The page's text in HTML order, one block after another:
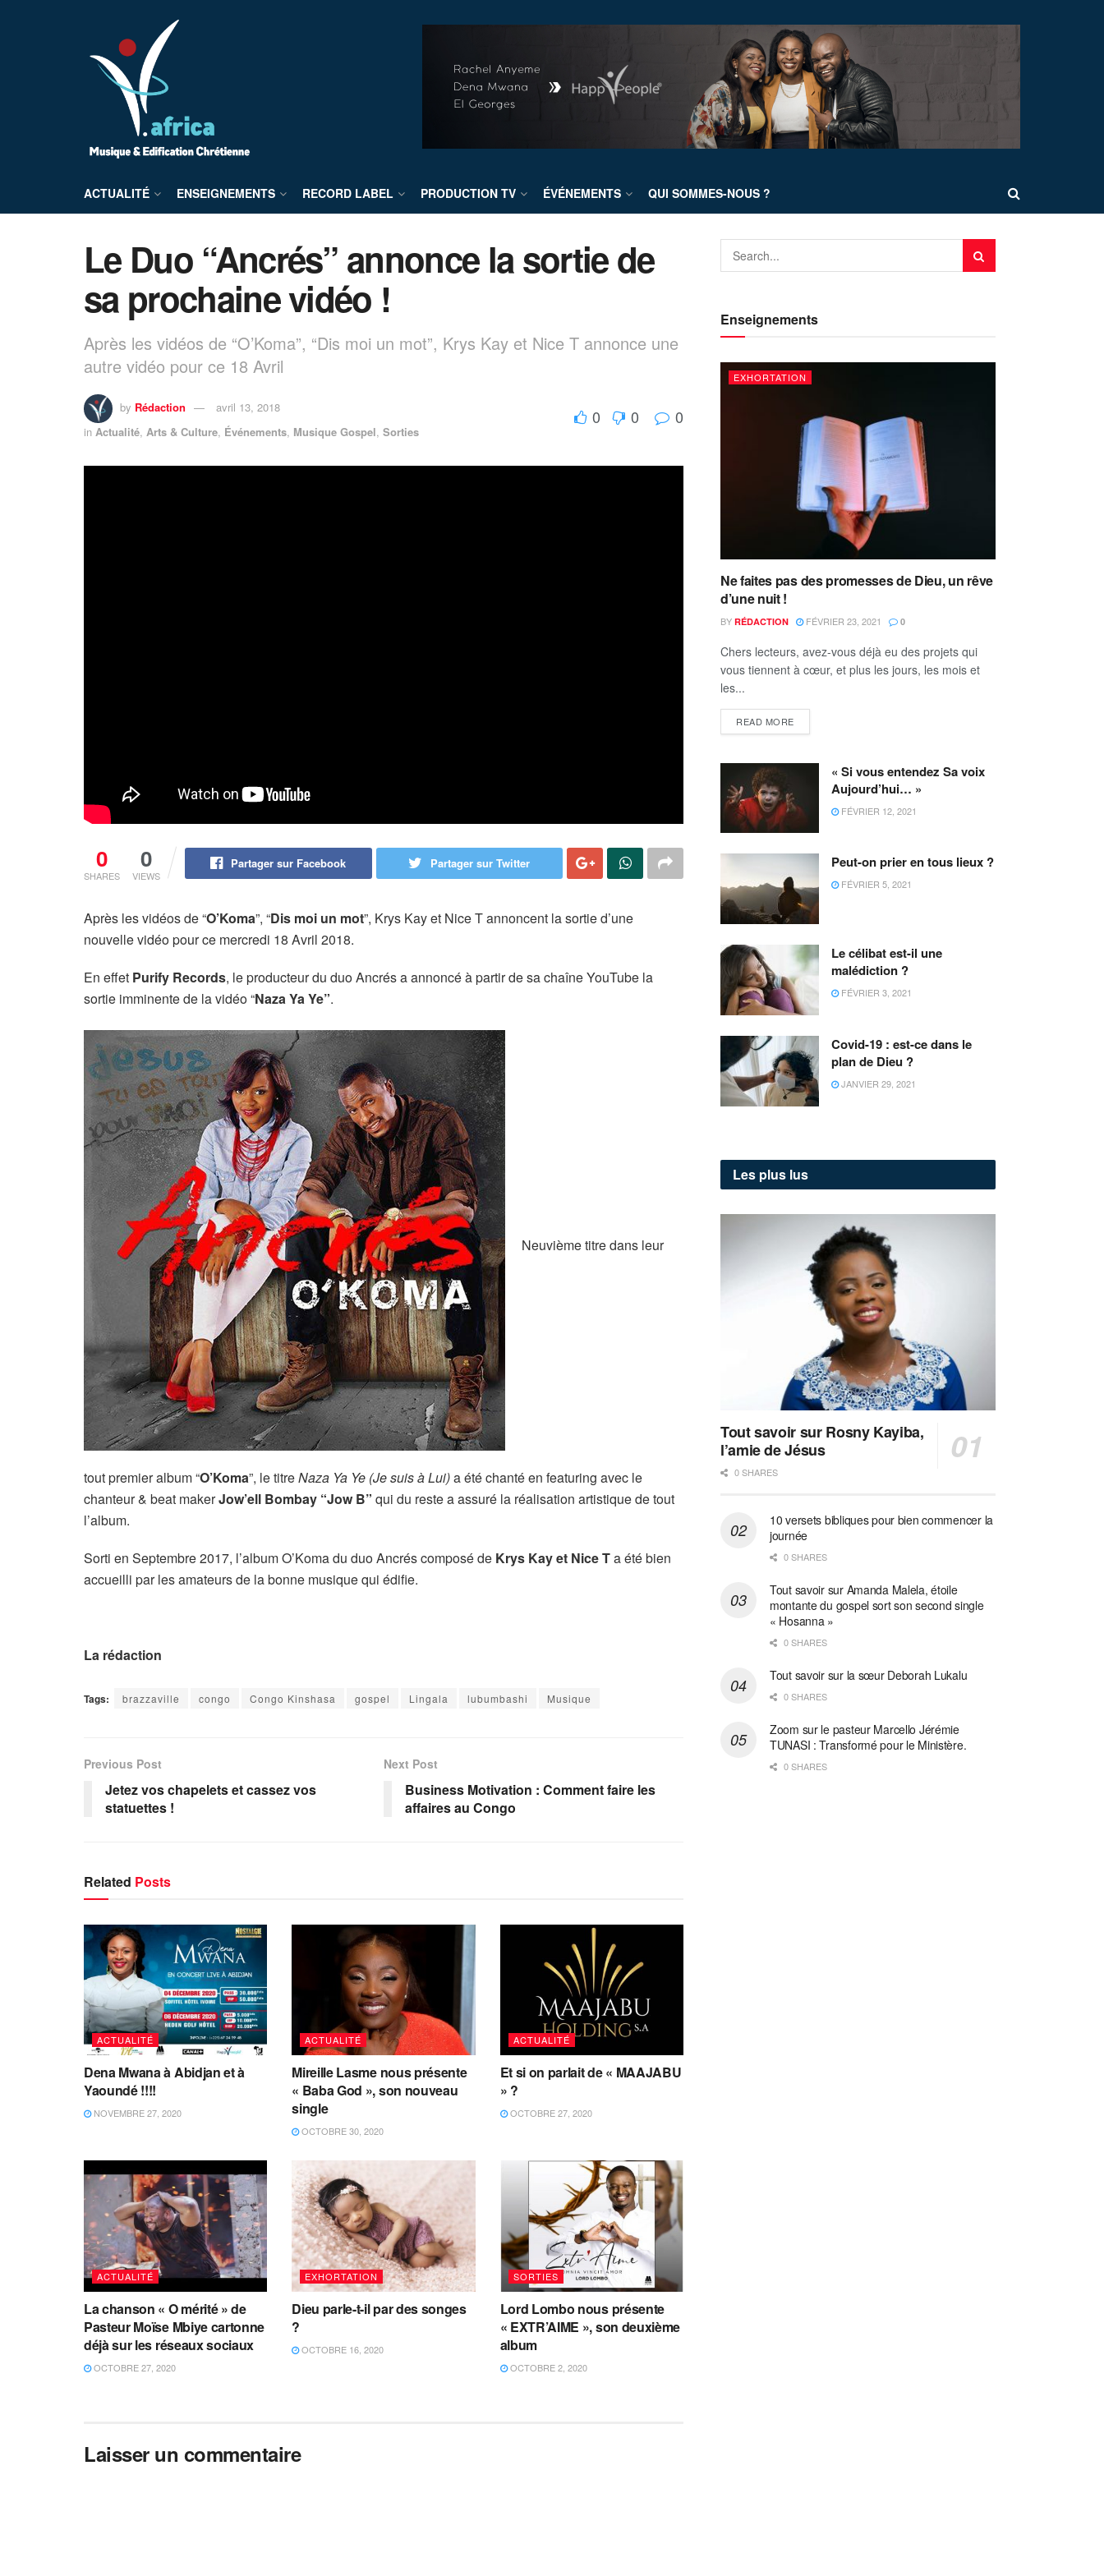
ACTUALITÉ ENSEIGNEMENTS RECORD LABEL PRODUCTION TV ÉVÉNEMENTS QUI SOMMES-NOUS ?
Le Duo “Ancrés” annonce la sortie de
sa prochaine vidéo !
Après les vidéos de “O’Koma”, “Dis moi un mot”, Krys Kay et Nice T annonce une
autre vidéo pour ce 18 Avril
by Rédaction
avril 13, 2018
in Actualité, Arts & Culture, Événements, Musique Gospel, Sorties
0 0 0
0
SHARES
0
VIEWS
Partager sur Facebook Partager sur Twitter
Après les vidéos de “O’Koma”, “Dis moi un mot”, Krys Kay et Nice T annoncent la sortie d’une
nouvelle vidéo pour ce mercredi 18 Avril 2018.
En effet Purify Records, le producteur du duo Ancrés a annoncé à partir de sa chaîne YouTube la
sortie imminente de la vidéo “Naza Ya Ye”.
Neuvième titre dans leur
tout premier album “O’Koma”, le titreNaza Ya Ye (Je suis à Lui)a été chanté en featuring avec le
chanteur & beat makerJow’ell Bombay “Jow B” qui du reste a assuré la réalisation artistique de tout
l’album.
Sorti en Septembre 2017, l’album O’Koma du duo Ancrés composé de Krys Kay et Nice Ta été bien
accueilli par les amateurs de la bonne musique qui édifie.
La rédaction
Tags: brazzaville congo Congo Kinshasa gospel Lingala lubumbashi Musique
Previous Post
Jetez vos chapelets et cassez vos
statuettes !
Next Post
Business Motivation : Comment faire les
affaires au Congo
Related Posts
ACTUALITÉ
Dena Mwana à Abidjan et à
Yaoundé !!!!
NOVEMBRE 27, 2020
ACTUALITÉ
Mireille Lasme nous présente
« Baba God », son nouveau
single
OCTOBRE 30, 2020
ACTUALITÉ
Et si on parlait de « MAAJABU
» ?
OCTOBRE 27, 2020
ACTUALITÉ
La chanson « O mérité » de
Pasteur Moïse Mbiye cartonne
déjà sur les réseaux sociaux
OCTOBRE 27, 2020
EXHORTATION
Dieu parle-t-il par des songes
?
OCTOBRE 16, 2020
SORTIES
Lord Lombo nous présente
« EXTR’AIME », son deuxième
album
OCTOBRE 2, 2020
Laisser un commentaire
Enseignements
EXHORTATION
Ne faites pas des promesses de Dieu, un rêve
d’une nuit !
BY RÉDACTION FÉVRIER 23, 2021 0
Chers lecteurs, avez-vous déjà eu des projets qui
vous tiennent à cœur, et plus les jours, les mois et
les...
READ MORE
« Si vous entendez Sa voix
Aujourd’hui… »
FÉVRIER 12, 2021
Peut-on prier en tous lieux ?
FÉVRIER 5, 2021
Le célibat est-il une
malédiction ?
FÉVRIER 3, 2021
Covid-19 : est-ce dans le
plan de Dieu ?
JANVIER 29, 2021
Les plus lus
Tout savoir sur Rosny Kayiba,
l’amie de Jésus
0 SHARES
10 versets bibliques pour bien commencer la
journée
0 SHARES
Tout savoir sur Amanda Malela, étoile
montante du gospel sort son second single
« Hosanna »
0 SHARES
Tout savoir sur la sœur Deborah Lukalu
0 SHARES
Zoom sur le pasteur Marcello Jérémie
TUNASI : Transformé pour le Ministère.
0 SHARES